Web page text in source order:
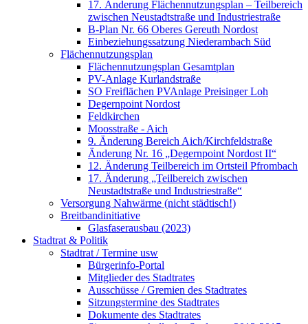
17. Änderung Flächennutzungsplan – Teilbereich
zwischen Neustadtstraße und Industriestraße
B-Plan Nr. 66 Oberes Gereuth Nordost
Einbeziehungssatzung Niederambach Süd
Flächennutzungsplan
Flächennutzungsplan Gesamtplan
PV-Anlage Kurlandstraße
SO Freiflächen PV­Anlage Preisinger Loh
Degernpoint Nordost
Feldkirchen
Moosstraße - Aich
9. Änderung Bereich Aich/Kirchfeldstraße
Änderung Nr. 16 „Degernpoint Nordost II“
12. Änderung Teilbereich im Ortsteil Pfrombach
17. Änderung „Teilbereich zwischen
Neustadtstraße und Industriestraße“
Versorgung Nahwärme (nicht städtisch!)
Breitbandinitiative
Glasfaserausbau (2023)
Stadtrat & Politik
Stadtrat / Termine usw
Bürgerinfo-Portal
Mitglieder des Stadtrates
Ausschüsse / Gremien des Stadtrates
Sitzungstermine des Stadtrates
Dokumente des Stadtrates